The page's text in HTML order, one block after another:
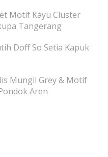
Motif Kayu Cluster
Tangerang
Doff So Setia Kapuk
Mungil Grey & Motif
Aren